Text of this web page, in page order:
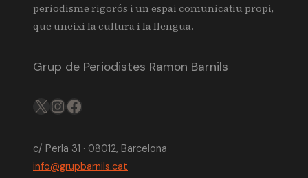
periodisme rigorós i un espai comunicatiu propi,
que uneixi la cultura i la llengua.
Grup de Periodistes Ramon Barnils
X IGFB
c/ Perla 31 · 08012, Barcelona
info@grupbarnils.cat